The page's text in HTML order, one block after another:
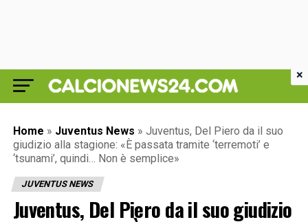
Home » Juventus News » Juventus, Del Piero da il suo
giudizio alla stagione: «È passata tramite ‘terremoti’ e
‘tsunami’, quindi… Non è semplice»
JUVENTUS NEWS
Juventus, Del Piero da il suo giudizio
×